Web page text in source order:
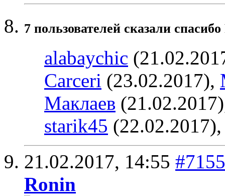
7 пользователей сказали
alabaychic
Carceri (23.02.2017),
Маклаев
starik45
21.02.2017, 14:55 #7155
Ronin